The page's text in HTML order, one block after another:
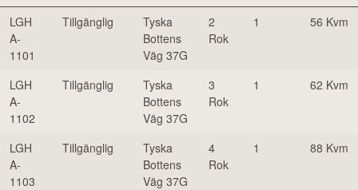
LGH
A-
1101
Tillgänglig
Tyska
Bottens
Väg 37G
2
Rok
1 56 Kvm
LGH
A-
1102
Tillgänglig
Tyska
Bottens
Väg 37G
3
Rok
1 62 Kvm
LGH
A-
1103
Tillgänglig
Tyska
Bottens
Väg 37G
4
Rok
1 88 Kvm